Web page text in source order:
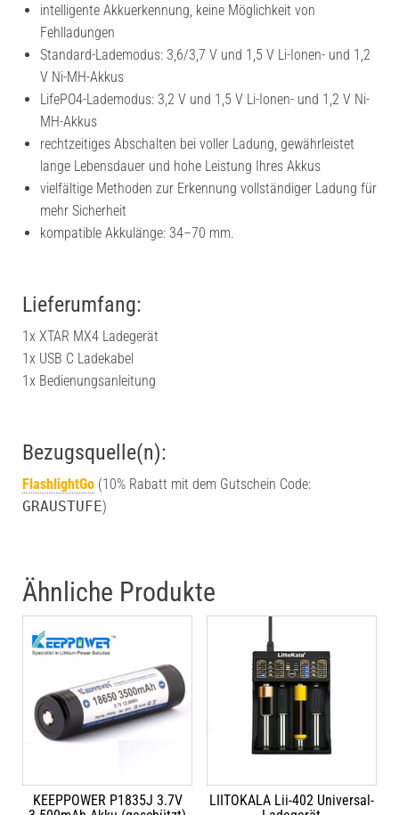
intelligente Akkuerkennung, keine Möglichkeit von
Fehlladungen
Standard-Lademodus: 3,6/3,7 V und 1,5 V Li-Ionen- und 1,2
V Ni-MH-Akkus
LifePO4-Lademodus: 3,2 V und 1,5 V Li-Ionen- und 1,2 V Ni-
MH-Akkus
rechtzeitiges Abschalten bei voller Ladung, gewährleistet
lange Lebensdauer und hohe Leistung Ihres Akkus
vielfältige Methoden zur Erkennung vollständiger Ladung für
mehr Sicherheit
kompatible Akkulänge: 34–70 mm.
Lieferumfang:
1x XTAR MX4 Ladegerät
1x USB C Ladekabel
1x Bedienungsanleitung
Bezugsquelle(n):
FlashlightGo (10% Rabatt mit dem Gutschein Code:
GRAUSTUFE)
Ähnliche Produkte
KEEPPOWER P1835J 3.7V
LIITOKALA Lii-402 Universal-